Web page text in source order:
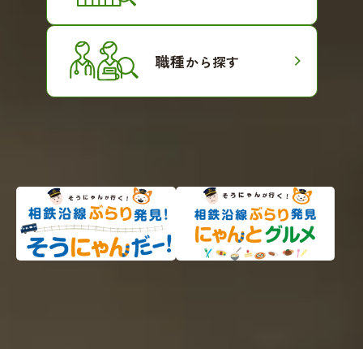
職種から探す